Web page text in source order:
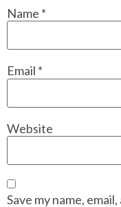
Name *
Email *
Website
Save my name,